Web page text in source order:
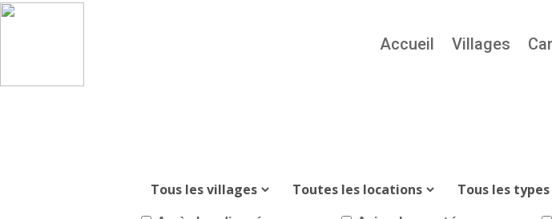
Accueil Villages